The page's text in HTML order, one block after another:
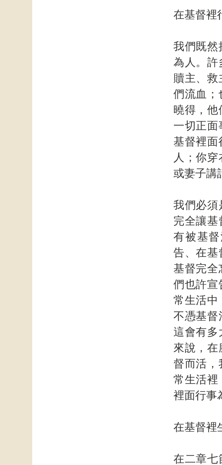
在基督裡
我們既然
為人。許
贖主、救
們流血；
曉得，他
一切正面
基督裡面
人；你
或妻子講
我們必須
完全讓基
有被基
告、在基
基督完全
們也許宣
常生活中
不憑基督
這會有多
來說，在
督而活，
常生活裡
裡面行事
在基督裡
在二章七